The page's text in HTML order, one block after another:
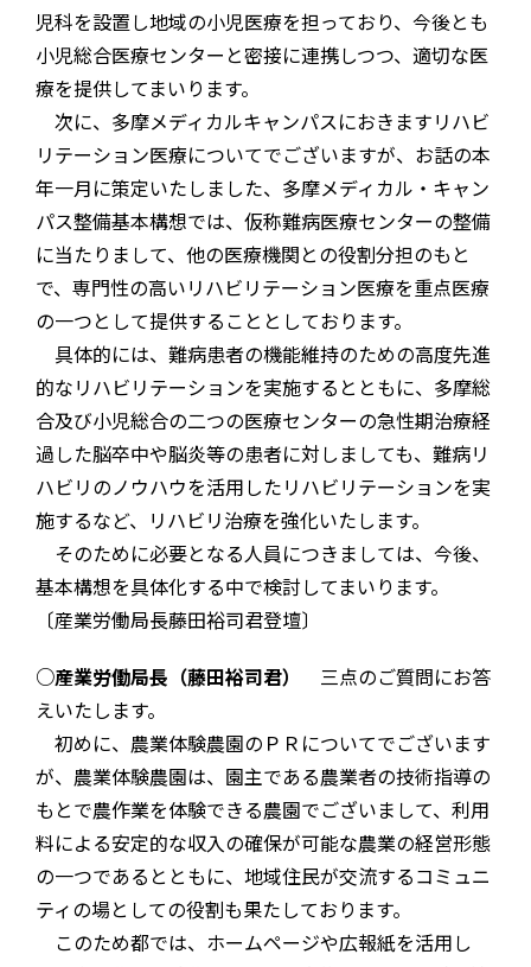
児科を設置し地域の小児医療を担っており、今後とも
小児総合医療センターと密接に連携しつつ、適切な医
療を提供してまいります。
次に、多摩メディカルキャンパスにおきますリハビ
リテーション医療についてでございますが、お話の本
年一月に策定いたしました、多摩メディカル・キャン
パス整備基本構想では、仮称難病医療センターの整備
に当たりまして、他の医療機関との役割分担のもと
で、専門性の高いリハビリテーション医療を重点医療
の一つとして提供することとしております。
具体的には、難病患者の機能維持のための高度先進
的なリハビリテーションを実施するとともに、多摩総
合及び小児総合の二つの医療センターの急性期治療経
過した脳卒中や脳炎等の患者に対しましても、難病リ
ハビリのノウハウを活用したリハビリテーションを実
施するなど、リハビリ治療を強化いたします。
そのために必要となる人員につきましては、今後、
基本構想を具体化する中で検討してまいります。
〔産業労働局長藤田裕司君登壇〕
○産業労働局長（藤田裕司君）
三点のご質問にお答
えいたします。
初めに、農業体験農園のＰＲについてでございます
が、農業体験農園は、園主である農業者の技術指導の
もとで農作業を体験できる農園でございまして、利用
料による安定的な収入の確保が可能な農業の経営形態
の一つであるとともに、地域住民が交流するコミュニ
ティの場としての役割も果たしております。
このため都では、ホームページや広報紙を活用し